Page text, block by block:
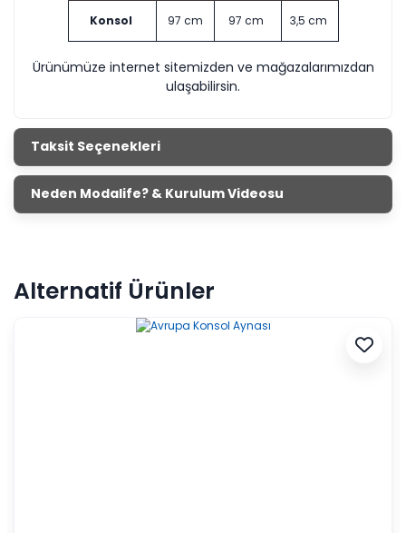
Konsol 97 cm 97 cm 3,5 cm
Ürünümüze internet sitemizden ve mağazalarımızdan
ulaşabilirsin.
Taksit Seçenekleri
Neden Modalife? & Kurulum Videosu
Alternatif Ürünler